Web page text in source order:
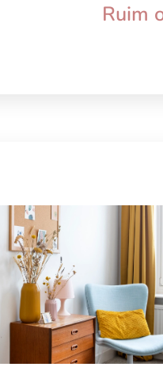
Ruim